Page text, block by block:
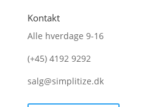
Kontakt
Alle hverdage 9-16
(+45) 4192 9292
salg@simplitize.dk